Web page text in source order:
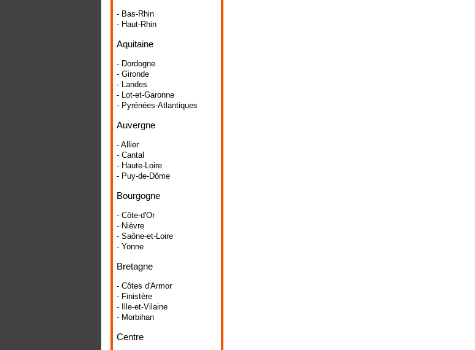
- Bas-Rhin
- Haut-Rhin
Aquitaine
- Dordogne
- Gironde
- Landes
- Lot-et-Garonne
- Pyrénées-Atlantiques
Auvergne
- Allier
- Cantal
- Haute-Loire
- Puy-de-Dôme
Bourgogne
- Côte-d'Or
- Nièvre
- Saône-et-Loire
- Yonne
Bretagne
- Côtes d'Armor
- Finistère
- Ille-et-Vilaine
- Morbihan
Centre